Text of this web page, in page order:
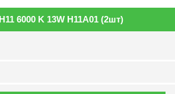
6000 K 13W H11A01 (2шт)